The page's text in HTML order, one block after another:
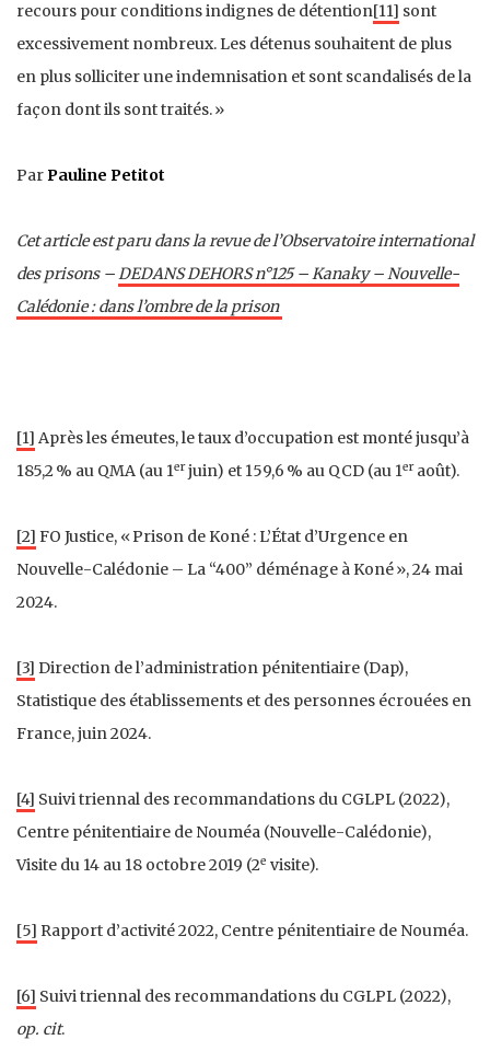
recours pour conditions indignes de détention[11] sont
excessivement nombreux. Les détenus souhaitent de plus
en plus solliciter une indemnisation et sont scandalisés de la
façon dont ils sont traités. »
ParPauline Petitot
Cet article est paru dans la revue de l’Observatoire international
des prisons –DEDANS DEHORS n°125 – Kanaky – Nouvelle-
Calédonie : dans l’ombre de la prison
[1] Après les émeutes, le taux d’occupation est monté jusqu’à
185,2 % au QMA (au 1erjuin) et 159,6 % au QCD (au 1eraoût).
[2] FO Justice, « Prison de Koné : L’État d’Urgence en
Nouvelle-Calédonie – La “400” déménage à Koné », 24 mai
2024.
[3] Direction de l’administration pénitentiaire (Dap),
Statistique des établissements et des personnes écrouées en
France, juin 2024.
[4] Suivi triennal des recommandations du CGLPL (2022),
Centre pénitentiaire de Nouméa (Nouvelle-Calédonie),
Visite du 14 au 18 octobre 2019 (2e visite).
[5] Rapport d’activité 2022, Centre pénitentiaire de Nouméa.
[6] Suivi triennal des recommandations du CGLPL (2022),
op. cit.